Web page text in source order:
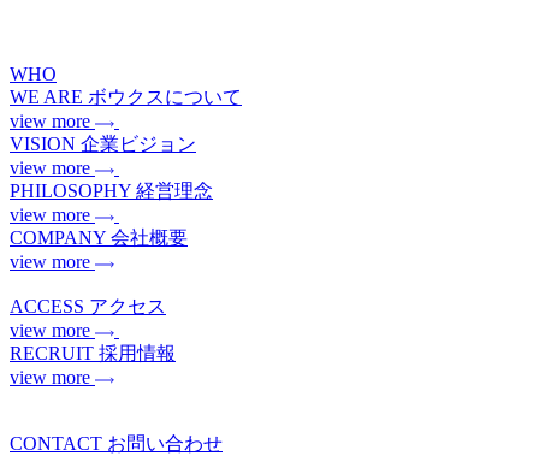
WHO
WE ARE ボウクスについて
view more
VISION 企業ビジョン
view more
PHILOSOPHY 経営理念
view more
COMPANY 会社概要
view more
ACCESS アクセス
view more
RECRUIT 採用情報
view more
CONTACT お問い合わせ